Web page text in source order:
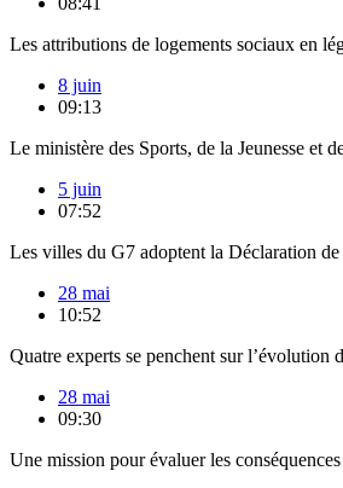
Les attributions de logements sociaux en
8 juin
09:13
Le ministère des Sports, de la Jeunesse et
5 juin
07:52
Les villes du G7 adoptent la Déclaration
28 mai
10:52
Quatre experts se penchent sur l’évolution
28 mai
09:30
Une mission pour évaluer les